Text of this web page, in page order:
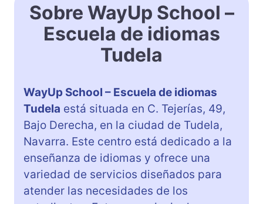
Sobre WayUp School –
Escuela de idiomas
Tudela
WayUp School – Escuela de idiomas
Tudela está situada en C. Tejerías, 49,
Bajo Derecha, en la ciudad de Tudela,
Navarra. Este centro está dedicado a la
enseñanza de idiomas y ofrece una
variedad de servicios diseñados para
atender las necesidades de los